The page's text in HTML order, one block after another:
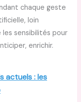
chaque geste
loin
les sensibilités pour
enrichir.
actuels : les